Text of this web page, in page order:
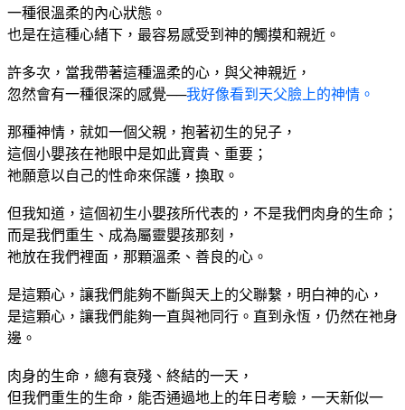
一種很溫柔的內心狀態。
也是在這種心緒下，最容易感受到神的觸摸和親近。
許多次，當我帶著這種溫柔的心，與父神親近，
忽然會有一種很深的感覺──我好像看到天父臉上的神情。
那種神情，就如一個父親，抱著初生的兒子，
這個小嬰孩在祂眼中是如此寶貴、重要；
祂願意以自己的性命來保護，換取。
但我知道，這個初生小嬰孩所代表的，不是我們肉身的生命；
而是我們重生、成為屬靈嬰孩那刻，
祂放在我們裡面，那顆溫柔、善良的心。
是這顆心，讓我們能夠不斷與天上的父聯繫，明白神的心，
是這顆心，讓我們能夠一直與祂同行。直到永恆，仍然在祂身
邊。
肉身的生命，總有衰殘、終結的一天，
但我們重生的生命，能否通過地上的年日考驗，一天新似一